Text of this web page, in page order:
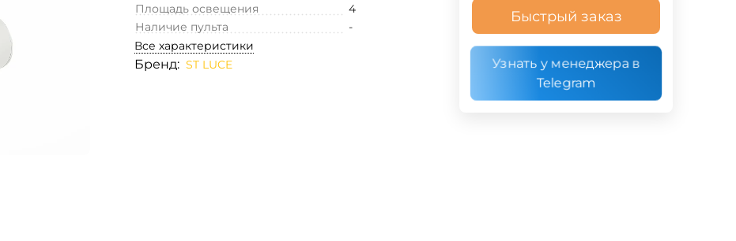
Площадь освещения
4
Наличие пульта
-
Все характеристики
Бренд: ST LUCE
Быстрый заказ
Узнать у менеджера в
Telegram